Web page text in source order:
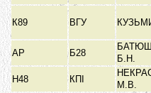
К89 ВГУ
АР
Б28
Б.Н.
Н48
КПІ
М.В.